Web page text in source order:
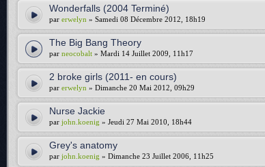
Wonderfalls (2004 Terminé)
par erwelyn » Samedi 08 Décembre 2012, 18h19
The Big Bang Theory
par neocobalt » Mardi 14 Juillet 2009, 11h17
2 broke girls (2011- en cours)
par erwelyn » Dimanche 20 Mai 2012, 09h29
Nurse Jackie
par john.koenig » Jeudi 27 Mai 2010, 18h44
Grey's anatomy
par john.koenig » Dimanche 23 Juillet 2006, 11h25